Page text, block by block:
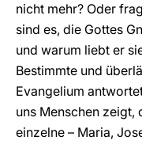
nicht mehr? Oder
sind es, die Gottes
und warum liebt er
Bestimmte und
Evangelium
uns Menschen zeigt,
einzelne – Maria,